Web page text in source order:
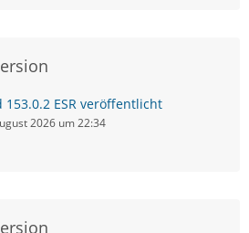
ESR veröffentlicht
2026 um 22:34